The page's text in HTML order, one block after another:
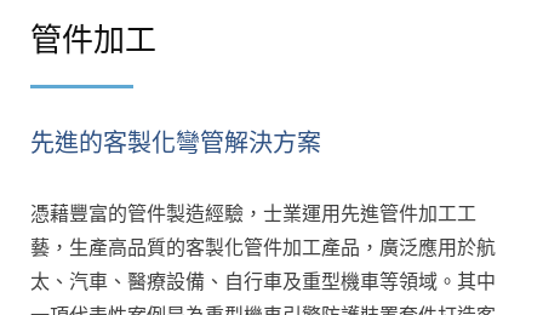
管件加工
先進的客製化彎管解決方案
憑藉豐富的管件製造經驗，士業運用先進管件加工工
藝，生產高品質的客製化管件加工產品，廣泛應用於航
太、汽車、醫療設備、自行車及重型機車等領域。其中